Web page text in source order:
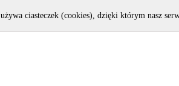
ciasteczek (cookies), dzięki którym nasz